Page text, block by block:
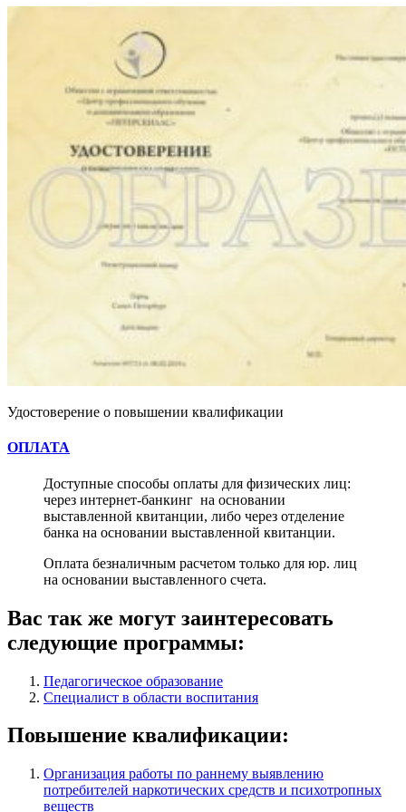
Удостоверение о повышении квалификации
ОПЛАТА
Доступные способы оплаты для физических лиц:
через интернет-банкинг на основании
выставленной квитанции, либо через отделение
банка на основании выставленной квитанции.
Оплата безналичным расчетом только для юр. лиц
на основании выставленного счета.
Вас так же могут заинтересовать
следующие программы:
Педагогическое образование
Специалист в области воспитания
Повышение квалификации:
Организация работы по раннему выявлению
потребителей наркотических средств и психотропных
веществ